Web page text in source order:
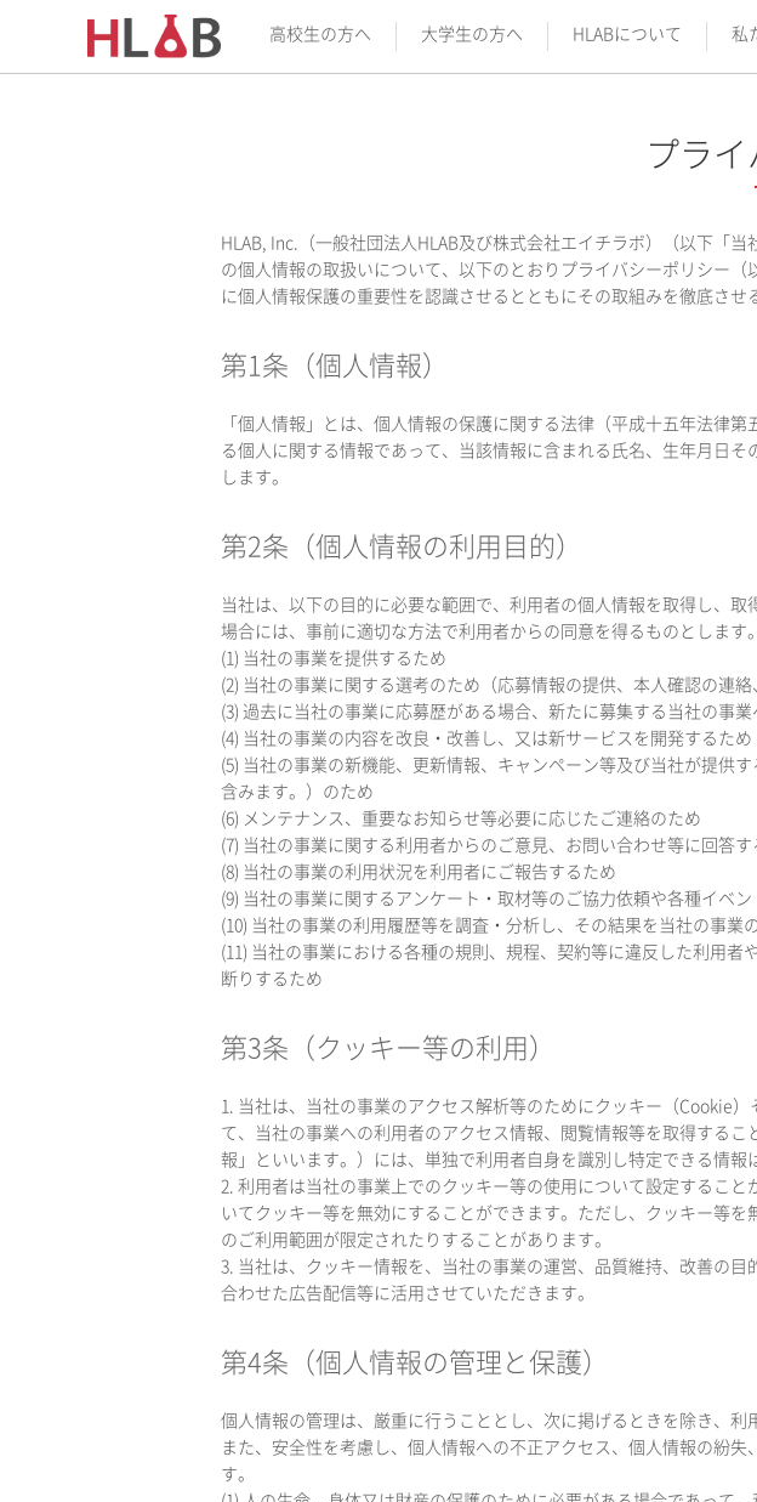
高校生の方へ 大学生の方へ HLABについて 私
プラ
HLAB, Inc.（一般社団法人HLAB及び株式会社エイチラボ）（以下「
の個人情報の取扱いについて、以下のとおりプライバシーポリシー
に個人情報保護の重要性を認識させるとともにその取組みを徹底させ
第1条（個人情報）
「個人情報」とは、個人情報の保護に関する法律（平成十五年法律
る個人に関する情報であって、当該情報に含まれる氏名、生年月日
します。
第2条（個人情報の利用目的）
当社は、以下の目的に必要な範囲で、利用者の個人情報を取得し、
場合には、事前に適切な方法で利用者からの同意を得るものとします。
(1) 当社の事業を提供するため
(2) 当社の事業に関する選考のため（応募情報の提供、本人確認の連絡
(3) 過去に当社の事業に応募歴がある場合、新たに募集する当社の事
(4) 当社の事業の内容を改良・改善し、又は新サービスを開発するため
(5) 当社の事業の新機能、更新情報、キャンペーン等及び当社が提供
含みます。）のため
(6) メンテナンス、重要なお知らせ等必要に応じたご連絡のため
(7) 当社の事業に関する利用者からのご意見、お問い合わせ等に回答
(8) 当社の事業の利用状況を利用者にご報告するため
(9) 当社の事業に関するアンケート・取材等のご協力依頼や各種イベ
(10) 当社の事業の利用履歴等を調査・分析し、その結果を当社の事業
(11) 当社の事業における各種の規則、規程、契約等に違反した利用
断りするため
第3条（クッキー等の利用）
1. 当社は、当社の事業のアクセス解析等のためにクッキー（Cookie
て、当社の事業への利用者のアクセス情報、閲覧情報等を取得する
報」といいます。）には、単独で利用者自身を識別し特定できる情報
2. 利用者は当社の事業上でのクッキー等の使用について設定するこ
いてクッキー等を無効にすることができます。ただし、クッキー等
のご利用範囲が限定されたりすることがあります。
3. 当社は、クッキー情報を、当社の事業の運営、品質維持、改善の
合わせた広告配信等に活用させていただきます。
第4条（個人情報の管理と保護）
個人情報の管理は、厳重に行うこととし、次に掲げるときを除き、
また、安全性を考慮し、個人情報への不正アクセス、個人情報の紛
す。